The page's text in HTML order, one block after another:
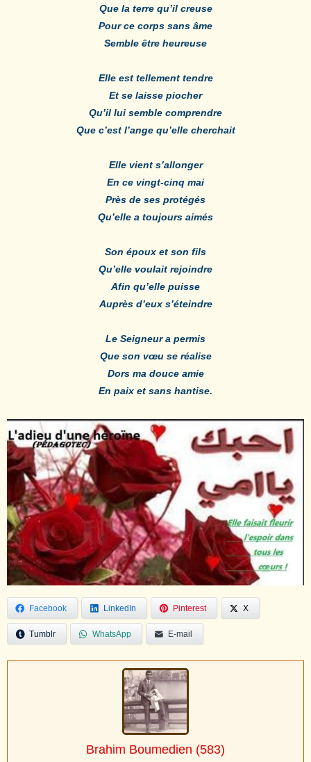
Que la terre qu’il creuse
Pour ce corps sans âme
Semble être heureuse
Elle est tellement tendre
Et se laisse piocher
Qu’il lui semble comprendre
Que c’est l’ange qu’elle cherchait
Elle vient s’allonger
En ce vingt-cinq mai
Près de ses protégés
Qu’elle a toujours aimés
Son époux et son fils
Qu’elle voulait rejoindre
Afin qu’elle puisse
Auprès d’eux s’éteindre
Le Seigneur a permis
Que son vœu se réalise
Dors ma douce amie
En paix et sans hantise.
Facebook LinkedIn Pinterest X
Tumblr WhatsApp E-mail
Brahim Boumedien (583)